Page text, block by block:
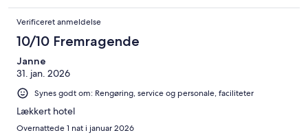
Verificeret anmeldelse
10/10 Fremragende
Janne
31. jan. 2026
Synes godt om: Rengøring, service og personale, faciliteter
Lækkert hotel
Overnattede 1 nat i januar 2026